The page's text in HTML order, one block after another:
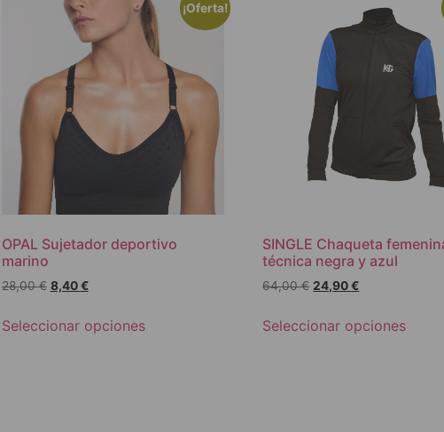
¡Oferta!
OPAL Sujetador deportivo
marino
28,00€ 8,40€
Seleccionar opciones
SINGLE Chaqueta
técnica negra y azul
64,00€ 24,90€
Seleccionar opciones